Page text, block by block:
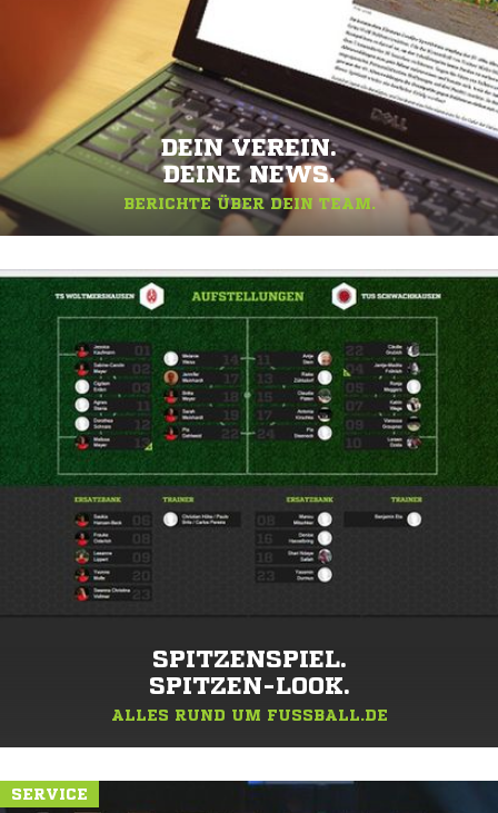
DEIN VEREIN.
DEINE NEWS.
BERICHTE ÜBER DEIN TEAM.
SPITZENSPIEL.
SPITZEN-LOOK.
ALLES RUND UM FUSSBALL.DE
SERVICE